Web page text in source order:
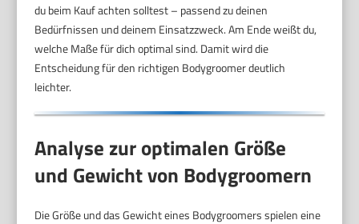
du beim Kauf achten solltest – passend zu deinen
Bedürfnissen und deinem Einsatzzweck. Am Ende weißt du,
welche Maße für dich optimal sind. Damit wird die
Entscheidung für den richtigen Bodygroomer deutlich
leichter.
Analyse zur optimalen Größe
und Gewicht von Bodygroomern
Die Größe und das Gewicht eines Bodygroomers spielen eine